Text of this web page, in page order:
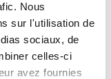
Nous
sur l'utilisation de
sociaux, de
celles-ci
avez fournies